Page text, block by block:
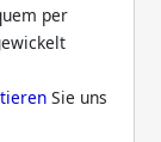
per
Sie uns